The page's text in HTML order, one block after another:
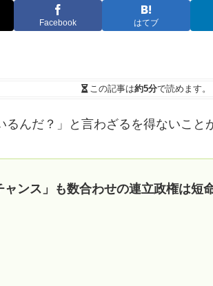
Facebook はてブ
この記事は約5分で読めます。
るんだ？」と言わざるを得ないこと
ャンス」も数合わせの連立政権は